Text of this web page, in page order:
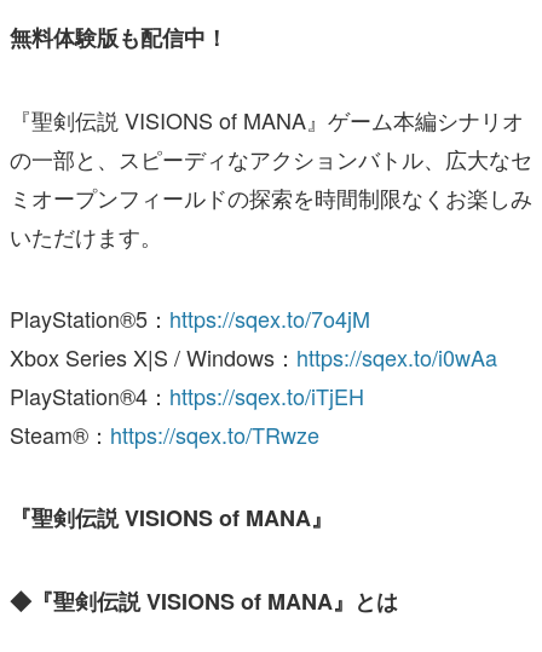
無料体験版も配信中！
『聖剣伝説 VISIONS of MANA』ゲーム本編シナリオ
の一部と、スピーディなアクションバトル、広大なセ
ミオープンフィールドの探索を時間制限なくお楽しみ
いただけます。
PlayStation®5： https://sqex.to/7o4jM
Xbox Series X|S / Windows： https://sqex.to/i0wAa
PlayStation®4： https://sqex.to/iTjEH
Steam®： https://sqex.to/TRwze
『聖剣伝説 VISIONS of MANA』
◆『聖剣伝説 VISIONS of MANA』とは